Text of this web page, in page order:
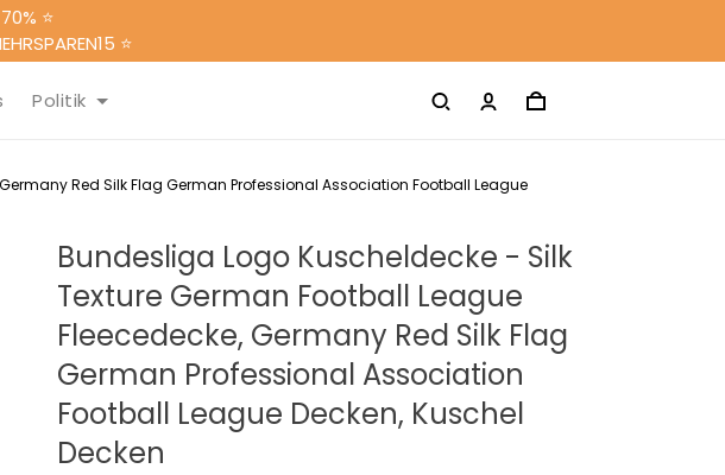
⭐
⭐
Politik
Red Silk Flag German Professional Association Football League
Bundesliga Logo Kuscheldecke - Silk
Texture German Football League
Fleecedecke, Germany Red Silk Flag
German Professional Association
Football League Decken, Kuschel
Decken